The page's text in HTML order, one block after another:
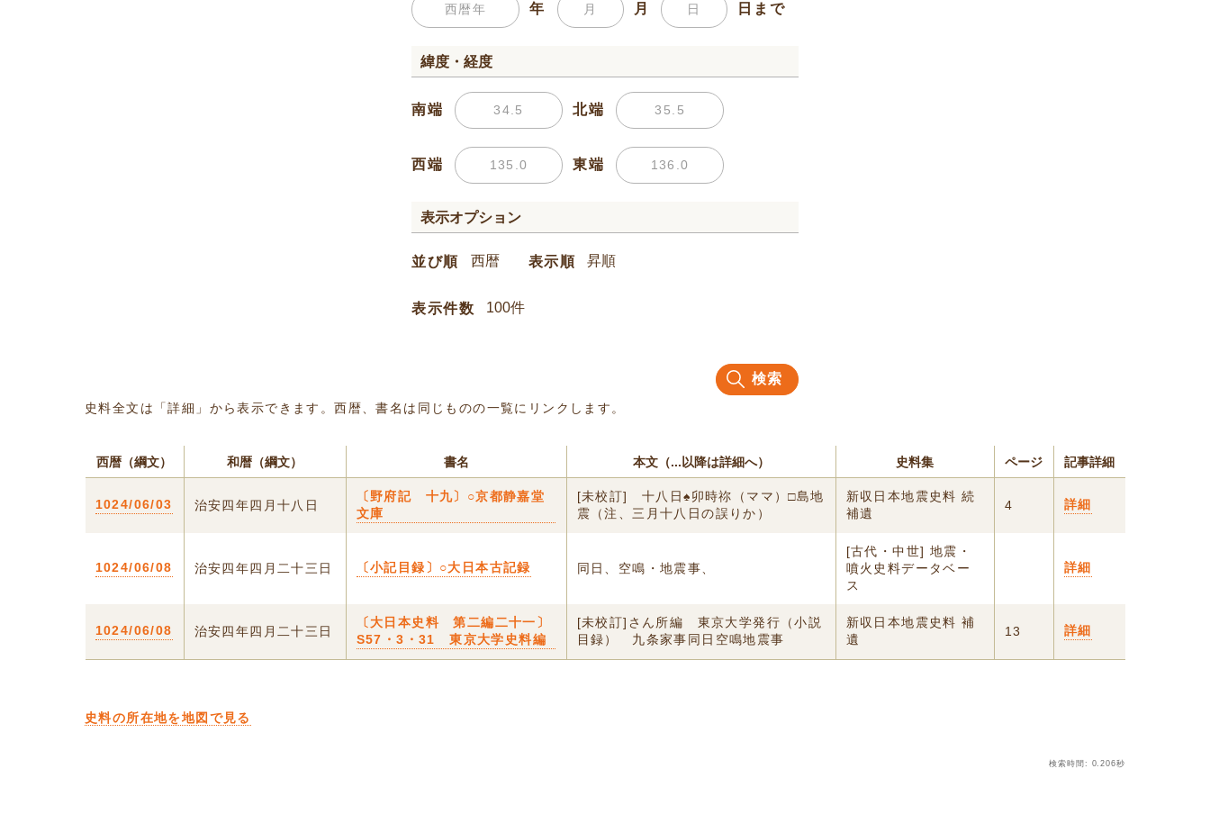
年 月 日まで
緯度・経度
南端 北端
西端 東端
表示オプション
並び順 表示順
表示件数
検索
史料全文は「詳細」から表示できます。西暦、書名は同じものの一覧にリンクします。
西暦（綱文） 和暦（綱文） 書名 本文（...以降は詳細へ） 史料集 ページ 記事詳細
1024/06/03 治安四年四月十八日
〔野府記 十九〕○京都静嘉堂
文庫
[未校訂] 十八日♠卯時祢（ママ）□島地
震（注、三月十八日の誤りか）
新収日本地震史料 続
補遺
4 詳細
1024/06/08 治安四年四月二十三日 〔小記目録〕○大日本古記録 同日、空鳴・地震事、
[古代・中世] 地震・
噴火史料データベー
ス
詳細
1024/06/08 治安四年四月二十三日
〔大日本史料 第二編二十一〕
S57・3・31 東京大学史料編
[未校訂]さん所編 東京大学発行（小説
目録） 九条家事同日空鳴地震事
新収日本地震史料 補
遺
13 詳細
史料の所在地を地図で見る
検索時間: 0.206秒